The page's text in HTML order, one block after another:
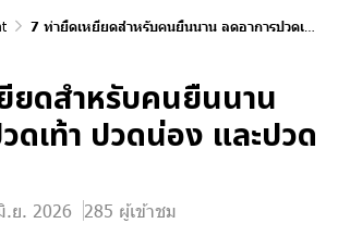
7 ท่ายืดเหยียดสำหรับคนยืนนาน ลดอาการปวดเท้า ปวดน่อง และปวดหลัง
ยดสำหรับคนยืนนาน
ดเท้า ปวดน่อง และปวด
ย. 2026 285 ผู้เข้าชม